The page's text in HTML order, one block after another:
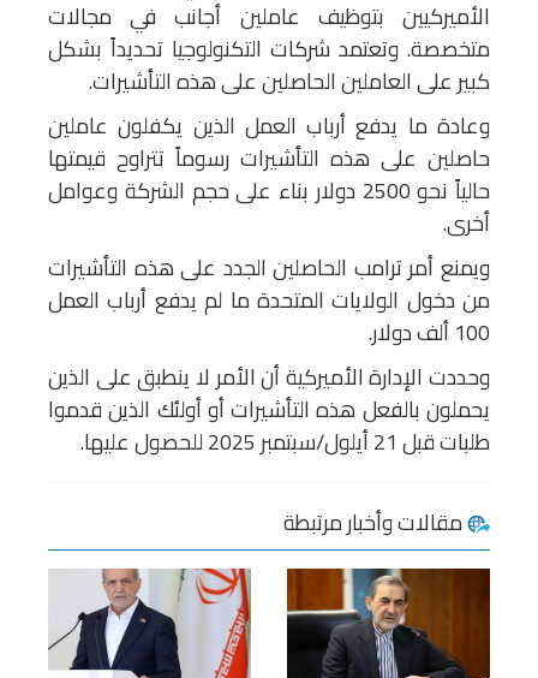
الأميركيين بتوظيف عاملين أجانب في مجالات
متخصصة. وتعتمد شركات التكنولوجيا تحديداً بشكل
كبير على العاملين الحاصلين على هذه التأشيرات.
وعادة ما يدفع أرباب العمل الذين يكفلون عاملين
حاصلين على هذه التأشيرات رسوماً تتراوح قيمتها
حالياً نحو 2500 دولار بناء على حجم الشركة وعوامل
أخرى.
ويمنع أمر ترامب الحاصلين الجدد على هذه التأشيرات
من دخول الولايات المتحدة ما لم يدفع أرباب العمل
100 ألف دولار.
وحددت الإدارة الأميركية أن الأمر لا ينطبق على الذين
يحملون بالفعل هذه التأشيرات أو أولئك الذين قدموا
طلبات قبل 21 أيلول/سبتمبر 2025 للحصول عليها.
مقالات وأخبار مرتبطة